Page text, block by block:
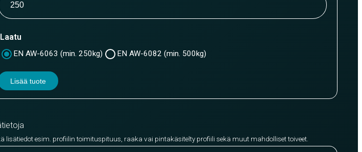
Laatu
EN AW-6063 (min. 250kg) EN AW-6082 (min. 500kg)
Lisää tuote
lisätiedot esim. profiilin toimituspituus, raaka vai pintakäsitelty profiili sekä muut mahdolliset toiveet.